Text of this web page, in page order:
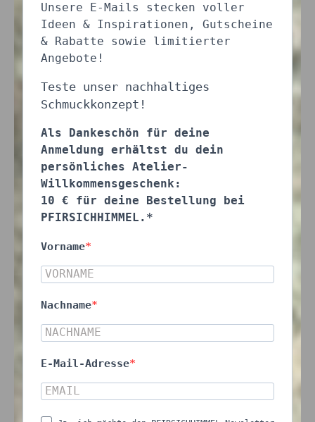
Unsere E-Mails stecken voller
Ideen & Inspirationen, Gutscheine
& Rabatte sowie limitierter
Angebote!
Teste unser nachhaltiges
Schmuckkonzept!
Als Dankeschön für deine
Anmeldung erhältst du dein
persönliches Atelier-
Willkommensgeschenk:
10 € für deine Bestellung bei
PFIRSICHHIMMEL.*
Vorname
Nachname
E-Mail-Adresse